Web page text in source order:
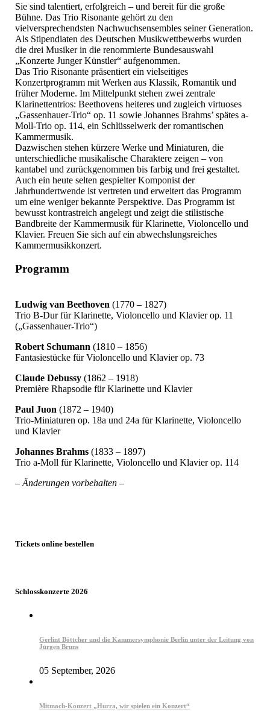
Sie sind talentiert, erfolgreich – und bereit für die große
Bühne. Das Trio Risonante gehört zu den
vielversprechendsten Nachwuchsensembles seiner Generation.
Als Stipendiaten des Deutschen Musikwettbewerbs wurden
die drei Musiker in die renommierte Bundesauswahl
„Konzerte Junger Künstler“ aufgenommen.
Das Trio Risonante präsentiert ein vielseitiges
Konzertprogramm mit Werken aus Klassik, Romantik und
früher Moderne. Im Mittelpunkt stehen zwei zentrale
Klarinettentrios: Beethovens heiteres und zugleich virtuoses
„Gassenhauer-Trio“ op. 11 sowie Johannes Brahms’ spätes a-
Moll-Trio op. 114, ein Schlüsselwerk der romantischen
Kammermusik.
Dazwischen stehen kürzere Werke und Miniaturen, die
unterschiedliche musikalische Charaktere zeigen – von
kantabel und zurückgenommen bis farbig und frei gestaltet.
Auch ein heute selten gespielter Komponist der
Jahrhundertwende ist vertreten und erweitert das Programm
um eine weniger bekannte Perspektive. Das Programm ist
bewusst kontrastreich angelegt und zeigt die stilistische
Bandbreite der Kammermusik für Klarinette, Violoncello und
Klavier. Freuen Sie sich auf ein abwechslungsreiches
Kammermusikkonzert.
Programm
Ludwig van Beethoven (1770 – 1827)
Trio B-Dur für Klarinette, Violoncello und Klavier op. 11
(„Gassenhauer-Trio“)
Robert Schumann (1810 – 1856)
Fantasiestücke für Violoncello und Klavier op. 73
Claude Debussy (1862 – 1918)
Première Rhapsodie für Klarinette und Klavier
Paul Juon (1872 – 1940)
Trio-Miniaturen op. 18a und 24a für Klarinette, Violoncello
und Klavier
Johannes Brahms (1833 – 1897)
Trio a-Moll für Klarinette, Violoncello und Klavier op. 114
– Änderungen vorbehalten –
Tickets online bestellen
Schlosskonzerte 2026
Gerlint Böttcher und die Kammersymphonie Berlin unter der Leitung von
Jürgen Bruns
05 September, 2026
Mitmach-Konzert „Hurra, wir spielen ein Konzert“